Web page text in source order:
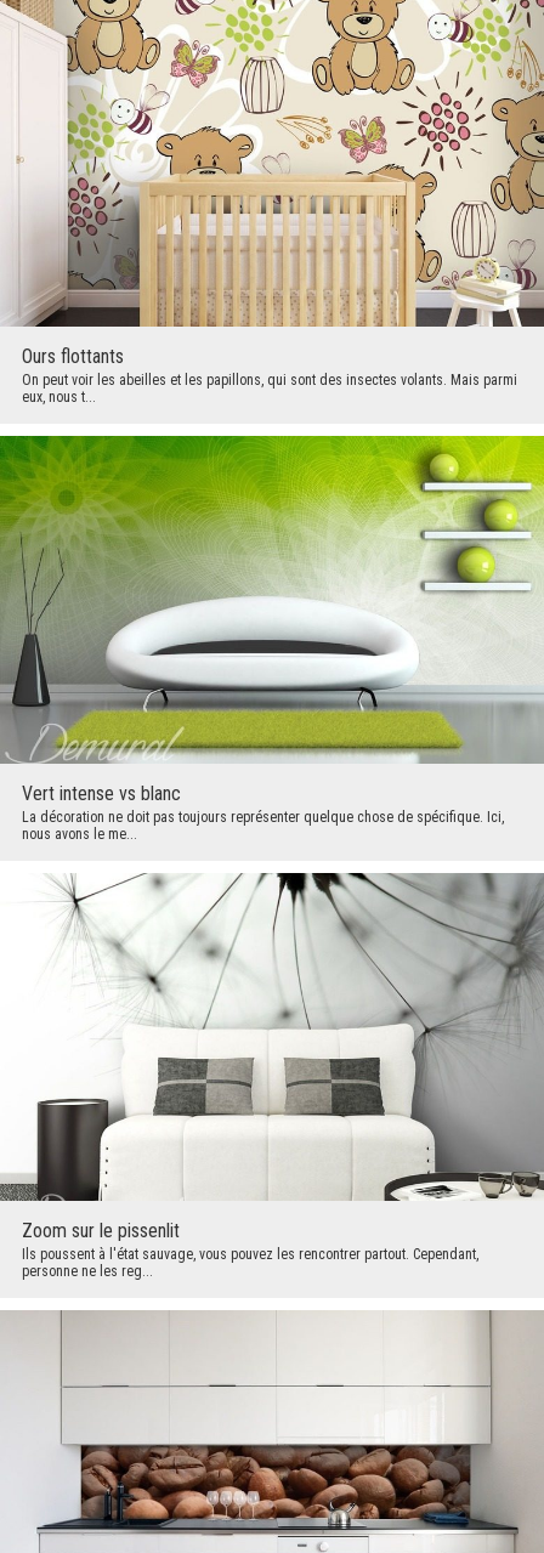
Ours flottants
On peut voir les abeilles et les papillons, qui sont des insectes volants. Mais parmi
eux, nous t...
Vert intense vs blanc
La décoration ne doit pas toujours représenter quelque chose de spécifique. Ici,
nous avons le me...
Zoom sur le pissenlit
Ils poussent à l'état sauvage, vous pouvez les rencontrer partout. Cependant,
personne ne les reg...